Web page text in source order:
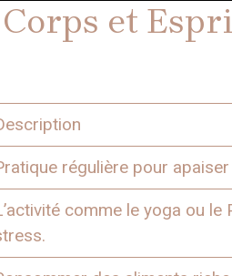
et
régulière pour
comme le yoga ou